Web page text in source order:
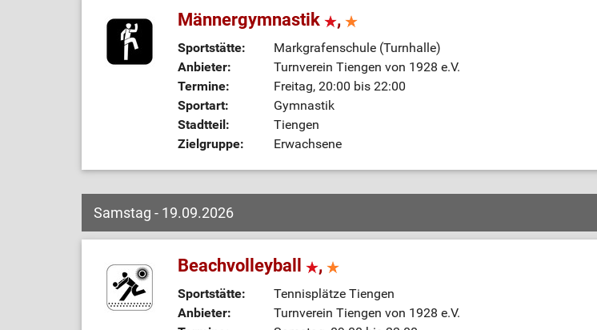
Männergymnastik ,
Sportstätte:
Markgrafenschule (Turnhalle)
Anbieter:
Turnverein Tiengen von 1928 e.V.
Termine:
Freitag, 20:00 bis 22:00
Sportart:
Gymnastik
Stadtteil:
Tiengen
Zielgruppe:
Erwachsene
Samstag - 19.09.2026
Beachvolleyball ,
Sportstätte:
Tennisplätze Tiengen
Anbieter:
Turnverein Tiengen von 1928 e.V.